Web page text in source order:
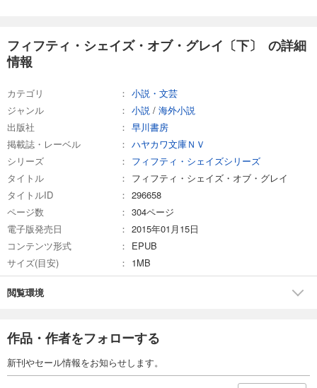
フィフティ・シェイズ・オブ・グレイ〔下〕 の詳細
情報
カテゴリ
小説・文芸
ジャンル
小説 / 海外小説
出版社
早川書房
掲載誌・レーベル
ハヤカワ文庫ＮＶ
シリーズ
フィフティ・シェイズシリーズ
タイトル
フィフティ・シェイズ・オブ・グレイ
タイトルID
296658
ページ数
304ページ
電子版発売日
2015年01月15日
コンテンツ形式
EPUB
サイズ(目安)
1MB
閲覧環境
作品・作者をフォローする
新刊やセール情報をお知らせします。